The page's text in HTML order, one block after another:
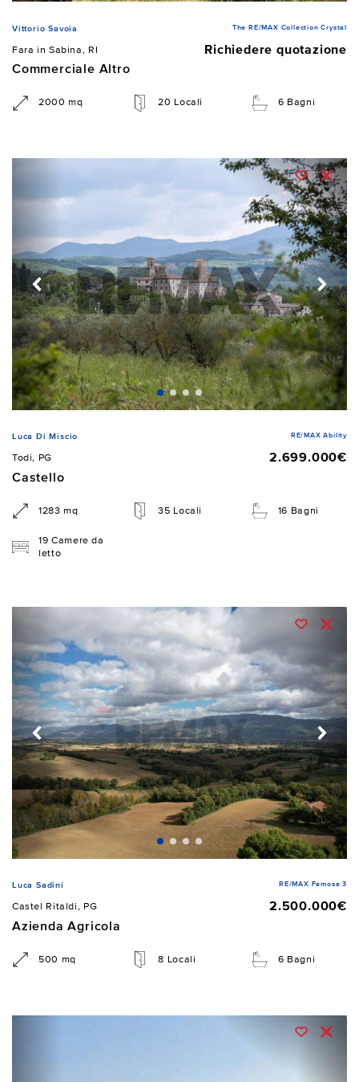
Vittorio Savoia The RE/MAX Collection Crystal
Fara in Sabina, RI
Richiedere quotazione
Commerciale Altro
2000 mq 20 Locali 6 Bagni
Luca Di Miscio RE/MAX Ability
Todi, PG
2.699.000€
Castello
1283 mq 35 Locali 16 Bagni
19 Camere da
letto
Luca Sadini RE/MAX Famosa 3
Castel Ritaldi, PG
2.500.000€
Azienda Agricola
500 mq 8 Locali 6 Bagni